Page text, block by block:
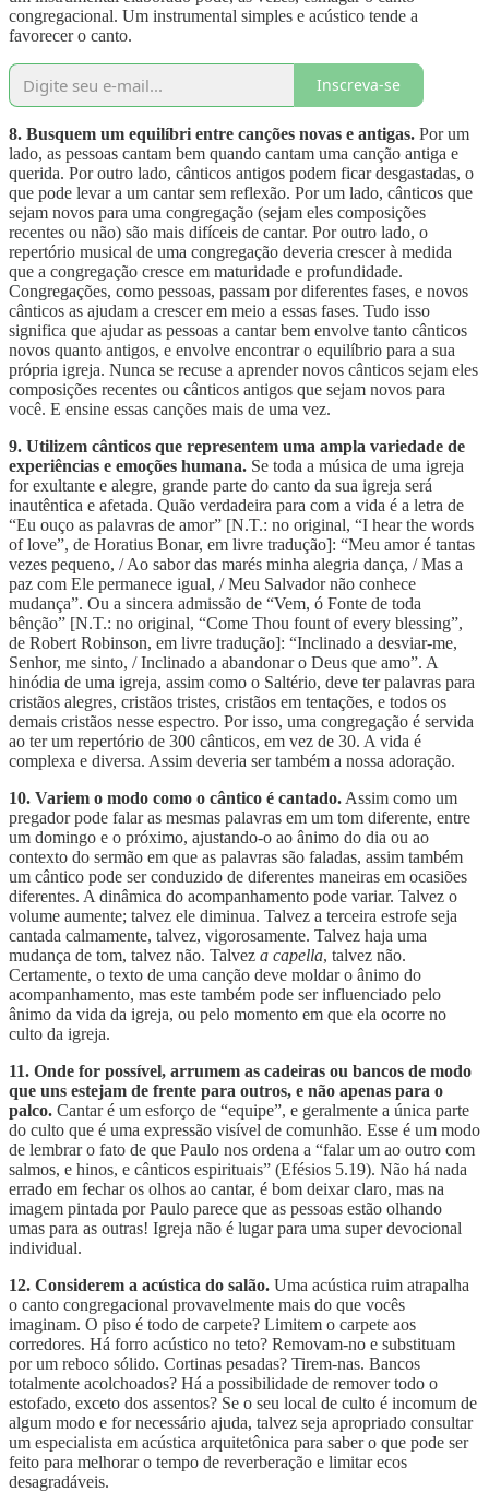
congregacional. Um instrumental simples e acústico tende a
favorecer o canto.
Inscreva-se
8. Busquem um equilíbri entre canções novas e antigas. Por um
lado, as pessoas cantam bem quando cantam uma canção antiga e
querida. Por outro lado, cânticos antigos podem ficar desgastadas, o
que pode levar a um cantar sem reflexão. Por um lado, cânticos que
sejam novos para uma congregação (sejam eles composições
recentes ou não) são mais difíceis de cantar. Por outro lado, o
repertório musical de uma congregação deveria crescer à medida
que a congregação cresce em maturidade e profundidade.
Congregações, como pessoas, passam por diferentes fases, e novos
cânticos as ajudam a crescer em meio a essas fases. Tudo isso
significa que ajudar as pessoas a cantar bem envolve tanto cânticos
novos quanto antigos, e envolve encontrar o equilíbrio para a sua
própria igreja. Nunca se recuse a aprender novos cânticos sejam eles
composições recentes ou cânticos antigos que sejam novos para
você. E ensine essas canções mais de uma vez.
9. Utilizem cânticos que representem uma ampla variedade de
experiências e emoções humana. Se toda a música de uma igreja
for exultante e alegre, grande parte do canto da sua igreja será
inautêntica e afetada. Quão verdadeira para com a vida é a letra de
“Eu ouço as palavras de amor” [N.T.: no original, “I hear the words
of love”, de Horatius Bonar, em livre tradução]: “Meu amor é tantas
vezes pequeno, / Ao sabor das marés minha alegria dança, / Mas a
paz com Ele permanece igual, / Meu Salvador não conhece
mudança”. Ou a sincera admissão de “Vem, ó Fonte de toda
bênção” [N.T.: no original, “Come Thou fount of every blessing”,
de Robert Robinson, em livre tradução]: “Inclinado a desviar-me,
Senhor, me sinto, / Inclinado a abandonar o Deus que amo”. A
hinódia de uma igreja, assim como o Saltério, deve ter palavras para
cristãos alegres, cristãos tristes, cristãos em tentações, e todos os
demais cristãos nesse espectro. Por isso, uma congregação é servida
ao ter um repertório de 300 cânticos, em vez de 30. A vida é
complexa e diversa. Assim deveria ser também a nossa adoração.
10. Variem o modo como o cântico é cantado. Assim como um
pregador pode falar as mesmas palavras em um tom diferente, entre
um domingo e o próximo, ajustando-o ao ânimo do dia ou ao
contexto do sermão em que as palavras são faladas, assim também
um cântico pode ser conduzido de diferentes maneiras em ocasiões
diferentes. A dinâmica do acompanhamento pode variar. Talvez o
volume aumente; talvez ele diminua. Talvez a terceira estrofe seja
cantada calmamente, talvez, vigorosamente. Talvez haja uma
mudança de tom, talvez não. Talvez a capella, talvez não.
Certamente, o texto de uma canção deve moldar o ânimo do
acompanhamento, mas este também pode ser influenciado pelo
ânimo da vida da igreja, ou pelo momento em que ela ocorre no
culto da igreja.
11. Onde for possível, arrumem as cadeiras ou bancos de modo
que uns estejam de frente para outros, e não apenas para o
palco. Cantar é um esforço de “equipe”, e geralmente a única parte
do culto que é uma expressão visível de comunhão. Esse é um modo
de lembrar o fato de que Paulo nos ordena a “falar um ao outro com
salmos, e hinos, e cânticos espirituais” (Efésios 5.19). Não há nada
errado em fechar os olhos ao cantar, é bom deixar claro, mas na
imagem pintada por Paulo parece que as pessoas estão olhando
umas para as outras! Igreja não é lugar para uma super devocional
individual.
12. Considerem a acústica do salão. Uma acústica ruim atrapalha
o canto congregacional provavelmente mais do que vocês
imaginam. O piso é todo de carpete? Limitem o carpete aos
corredores. Há forro acústico no teto? Removam-no e substituam
por um reboco sólido. Cortinas pesadas? Tirem-nas. Bancos
totalmente acolchoados? Há a possibilidade de remover todo o
estofado, exceto dos assentos? Se o seu local de culto é incomum de
algum modo e for necessário ajuda, talvez seja apropriado consultar
um especialista em acústica arquitetônica para saber o que pode ser
feito para melhorar o tempo de reverberação e limitar ecos
desagradáveis.